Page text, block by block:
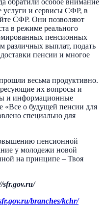
услуги и сервисы СФР, в
СФР. Они позволяют
в режиме реального
пенсионных
различных выплат, подать
пенсии и многое
весьма продуктивно.
их вопросы и
и информационные
«Все о будущей пенсии для
специально для
пенсионной
у молодежи новой
на принципе – Твоя
sfr.gov.ru/
branches/kchr/